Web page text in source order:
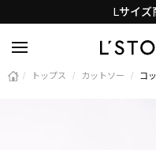
Lサイズ
/ トップス / カットソー / コ